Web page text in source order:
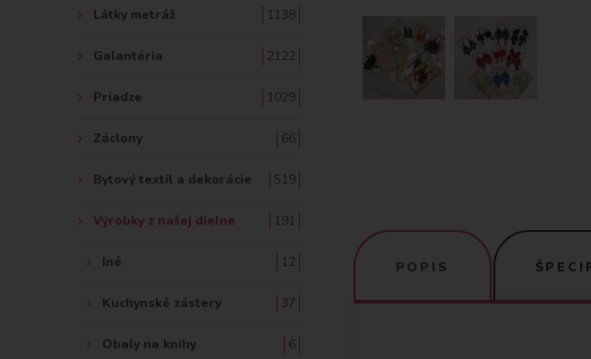
POPIS
:
Látky metráž 1138
Galantéria 2122
Priadze 1029
Záclony 66
Bytový textil a dekorácie 519
Výrobky z našej dielne 191
Iné 12
Kuchynské zástery 37
Obaly na knihy 6